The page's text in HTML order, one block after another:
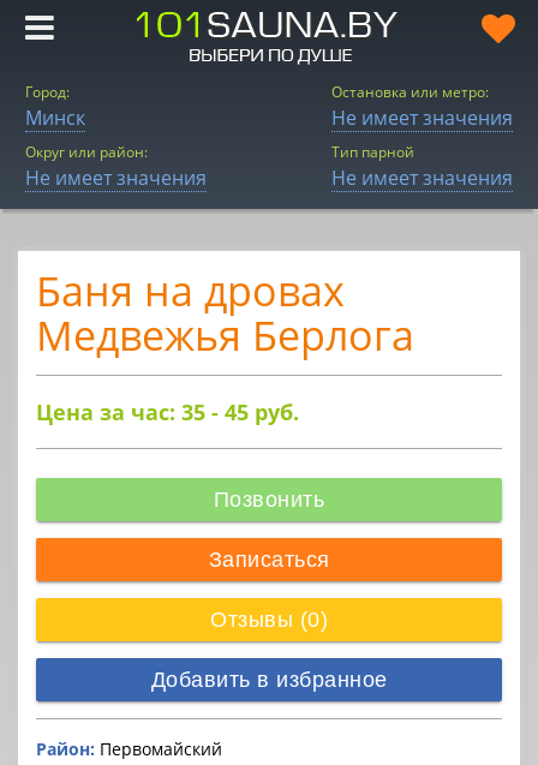
Город:
Минск
Округ или район:
Не имеет значения
Остановка или метро:
Не имеет значения
Тип парной
Не имеет значения
Баня на дровах
Медвежья Берлога
Цена за час: 35 - 45 руб.
Позвонить
Записаться
Отзывы (0)
Добавить в избранное
Район: Первомайский